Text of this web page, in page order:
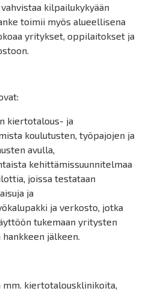
kilpailukykyään
toimii myös alueellisena
yritykset, oppilaitokset ja
kiertotalous- ja
koulutusten, työpajojen ja
avulla,
kehittämissuunnitelmaa
joissa testataan
ja
ja verkosto, jotka
tukemaan yritysten
jälkeen.
kiertotalousklinikoita,